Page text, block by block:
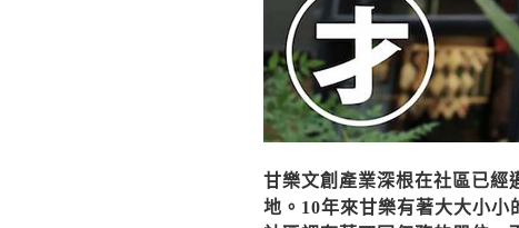
甘樂文創產業深根在社區已經
地。10年來甘樂有著大大小